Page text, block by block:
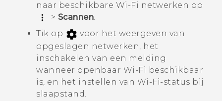
naar beschikbare Wi‍-Fi netwerken op
> Scannen.
Tik op
voor het weergeven van
opgeslagen netwerken, het
inschakelen van een melding
wanneer openbaar Wi‍-Fi beschikbaar
is, en het instellen van Wi‍-Fi-status bij
slaapstand.